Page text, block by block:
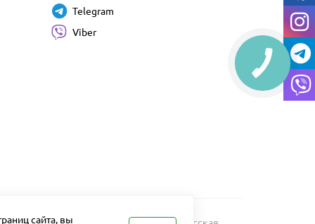
Telegram
Viber
сайта, вы